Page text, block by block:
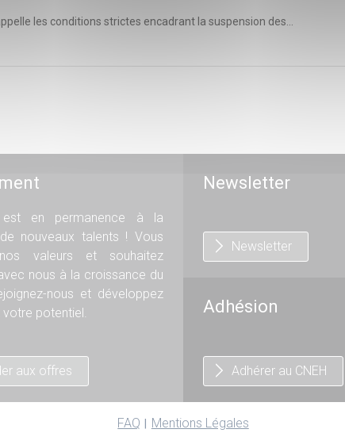
les conditions strictes encadrant la suspension des...
est en permanence à la
nouveaux talents ! Vous
valeurs et souhaitez
nous à la croissance du
nous et développez
potentiel.
aux offres
Newsletter
Newsletter
Adhésion
Adhérer au CNEH
FAQ Mentions Légales